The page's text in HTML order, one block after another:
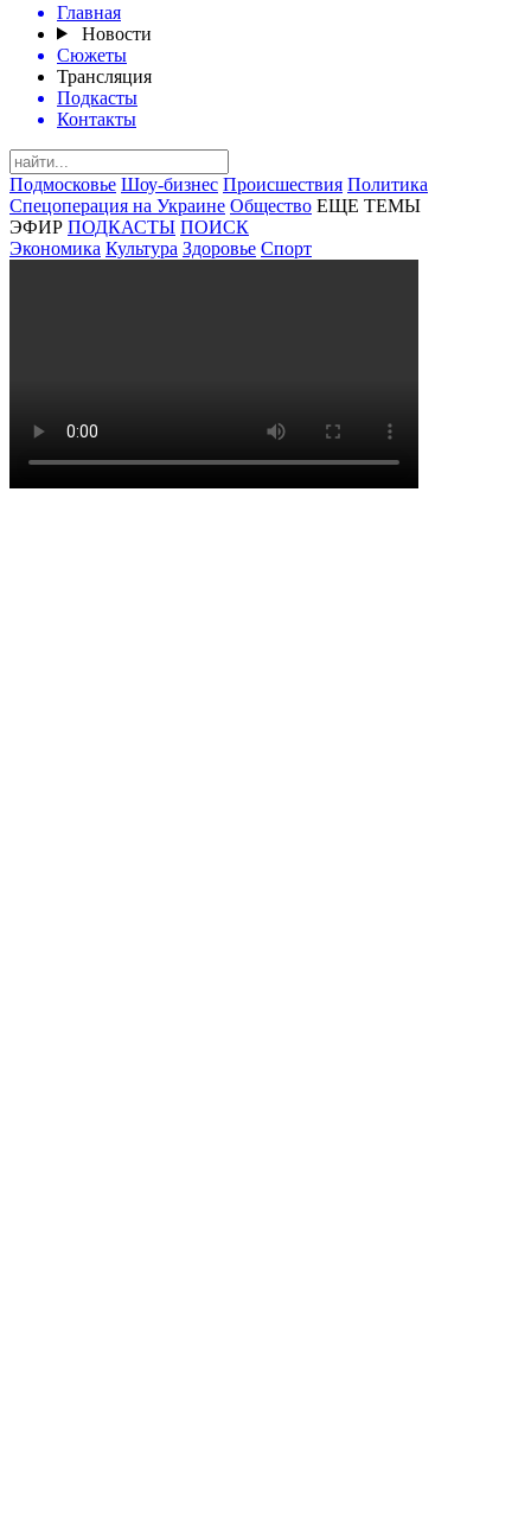
Главная
Новости
Сюжеты
Трансляция
Подкасты
Контакты
Подмосковье Шоу-бизнес Происшествия Политика
Спецоперация на Украине Общество ЕЩЕ ТЕМЫ
ЭФИР ПОДКАСТЫ ПОИСК
Экономика Культура Здоровье Спорт